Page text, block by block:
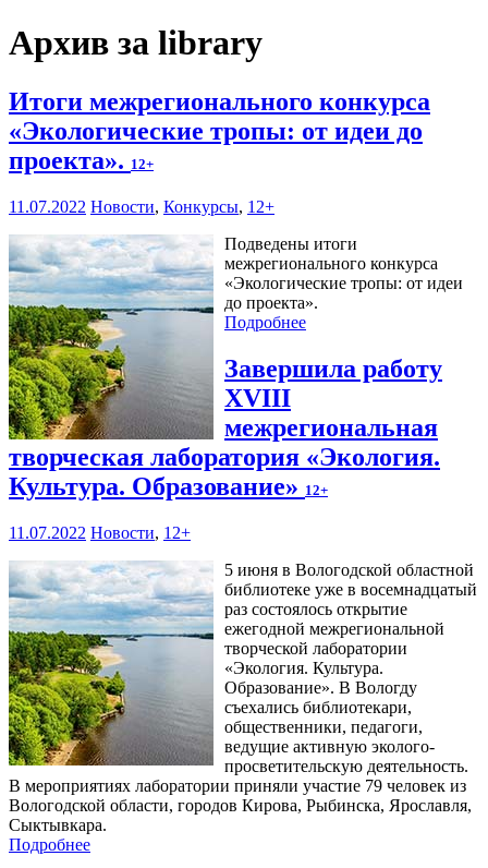
Архив за library
Итоги межрегионального конкурса
«Экологические тропы: от идеи до
проекта». 12+
11.07.2022 Новости, Конкурсы, 12+
Подведены итоги
межрегионального конкурса
«Экологические тропы: от идеи
до проекта».
Подробнее
Завершила работу
XVIII
межрегиональная
творческая лаборатория «Экология.
Культура. Образование» 12+
11.07.2022 Новости, 12+
5 июня в Вологодской областной
библиотеке уже в восемнадцатый
раз состоялось открытие
ежегодной межрегиональной
творческой лаборатории
«Экология. Культура.
Образование». В Вологду
съехались библиотекари,
общественники, педагоги,
ведущие активную эколого-
просветительскую деятельность.
В мероприятиях лаборатории приняли участие 79 человек из
Вологодской области, городов Кирова, Рыбинска, Ярославля,
Сыктывкара.
Подробнее